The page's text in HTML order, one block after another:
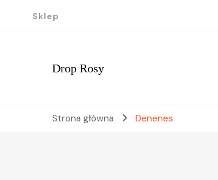
Sklep
Drop Rosy
Strona główna Denenes